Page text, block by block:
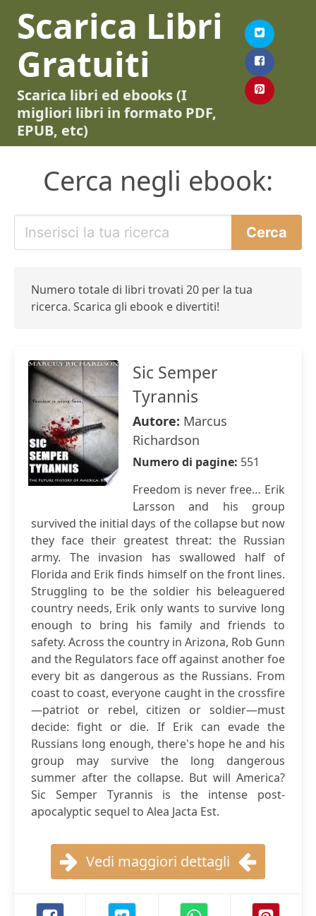
Scarica Libri
Gratuiti
Scarica libri ed ebooks (I
migliori libri in formato PDF,
EPUB, etc)
Cerca negli ebook:
Numero totale di libri trovati 20 per la tua
ricerca. Scarica gli ebook e divertiti!
Sic Semper
Tyrannis
Autore: Marcus
Richardson
Numero di pagine: 551
Freedom is never free… Erik
Larsson and his group
survived the initial days of the collapse but now
they face their greatest threat: the Russian
army. The invasion has swallowed half of
Florida and Erik finds himself on the front lines.
Struggling to be the soldier his beleaguered
country needs, Erik only wants to survive long
enough to bring his family and friends to
safety. Across the country in Arizona, Rob Gunn
and the Regulators face off against another foe
every bit as dangerous as the Russians. From
coast to coast, everyone caught in the crossfire
—patriot or rebel, citizen or soldier—must
decide: fight or die. If Erik can evade the
Russians long enough, there's hope he and his
group may survive the long dangerous
summer after the collapse. But will America?
Sic Semper Tyrannis is the intense post-
apocalyptic sequel to Alea Jacta Est.
Vedi maggiori dettagli